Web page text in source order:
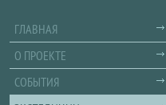
ГЛАВНАЯ
О ПРОЕКТЕ
СОБЫТИЯ